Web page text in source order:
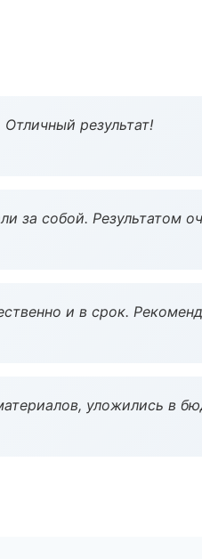
результат!
за собой. Результатом
и в срок.
уложились в